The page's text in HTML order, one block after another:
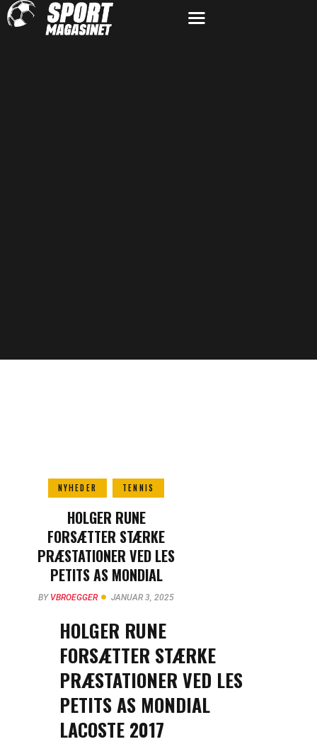
NYHEDER TENNIS
HOLGER RUNE
FORSÆTTER STÆRKE
PRÆSTATIONER VED LES
PETITS AS MONDIAL
LACOSTE 2017
BY VBROEGGER JANUAR 3, 2025
HOLGER RUNE
FORSÆTTER STÆRKE
PRÆSTATIONER VED LES
PETITS AS MONDIAL
LACOSTE 2017